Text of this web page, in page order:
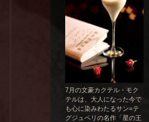
7月の文豪カクテル・モク
テルは、大人になった今で
も心に染みわたるサン=テ
グジュペリの名作「星の王